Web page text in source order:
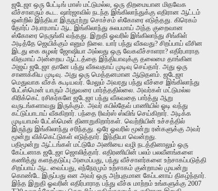
ஜடேஜா ஒரு பேட்டிங் மாஸ் மட்டுமல்ல ஒரு திறமையான மிதவேக
வீச்சாளரும் கூட ஷார்ஜாவில் நடந்த இங்கிலாந்துக்கு எதிரான ஆட்டம்
ஒன்றில் இந்தியா இருநூற்று சொச்சம் ஸ்கோரை எடுத்தது கிரெகம்
தோர்ப் அபாரமாய் ஆட இங்கிலாந்து சுலபமாய் அந்த குறைவான
ஸ்கோரை நெருங்கி வந்தது இறுதி ஓவரில் இங்கிலாந்து சிங்கிள்
அடித்தே ஜெயிக்கும் எனும் நிலை யார் பந்து வீசுவது? சிறப்பாய் வீசின
இடது கை சுழலர் ஜோஷியா அல்லது ஒரு வேகவீச்சாளரா? எதிர்பாராத
விதமாய் அன்றைய ஆட்டத்தை இந்தியாவுக்கு தலைமை தாங்கின
அஜய் ஜடேஜா தானே பந்து வீசுவதாய் முடிவு செய்தார் அது ஒரு
சாணக்கிய முடிவு அது ஒரு மெத்தனமான ஆடுதளம் ஜடேஜா
மெதுவாக வீசக் கூடியவர் மேலும் அவரது பந்து வீச்சை இங்கிலாந்து
பேட்ஸ்மென் யாரும் அதுவரை பார்த்ததில்லை அவர்கள் மட்டுமல்ல
கிரிக்கெட் ரசிகர்களே ஜடேஜா பந்து வீசுவதை பார்த்து ஆறு
வருடங்களாவது இருக்கும் அவர் கபில்தேவ் பாணியில் ஓடி வந்து
கட்டுப்பாடாய் வீசுகிறார் பந்தை ரிவர்ஸ் ஸ்விங் செய்கிறார் அடிக்க
முடியாமல் பேட்ஸ்மென் திணறுகிறார்கள் வெற்றியின் உச்சத்தில்
இருந்து இங்கிலாந்து சரிந்தது ஒரே ஓவரில் மூன்று ரன்களுக்கு அவர்
மூன்று விக்கெட்டுகள் எடுத்தார் இந்தியா வென்றது
பதிமூன்று ஆட்டங்கள் மட்டுமே அணியை வழி நடத்தினாலும் ஒரு
கேப்டனாக ஜடேஜா ஜொலித்தார் எதிரணியின் பலம் பலவீனங்களை
கணித்து களத்தடுப்பு அமைப்பது பந்து வீச்சாளர்களை உற்சாகப்படுத்தி
சிறப்பாய் ஆட வைப்பது எந்நேரமும் உற்சாகம் குன்றாமல் முயன்று
கொண்டே
இருப்பது என அவர் ஒரு அற்புதமான கேப்டனாய் திகழ்ந்தார்
இந்த இறுதி ஓவரின் எதிர்பாராத பந்து வீச்சு மாற்றம் உங்களுக்கு 2007